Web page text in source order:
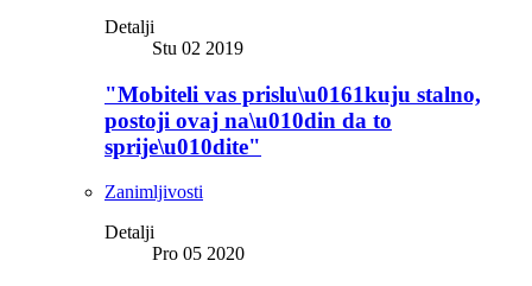
Detalji
Stu 02 2019
"Mobiteli vas prislu\u0161kuju stalno,
postoji ovaj na\u010din da to
sprije\u010dite"
Zanimljivosti
Detalji
Pro 05 2020